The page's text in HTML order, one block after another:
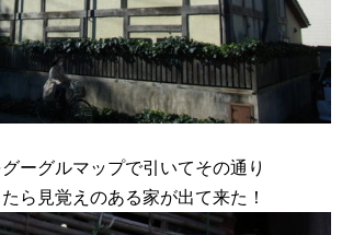
ーグルマップで引いてその通り
ら見覚えのある家が出て来た！